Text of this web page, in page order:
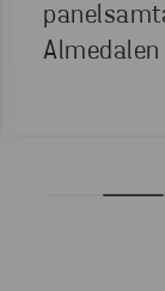
Almedalen